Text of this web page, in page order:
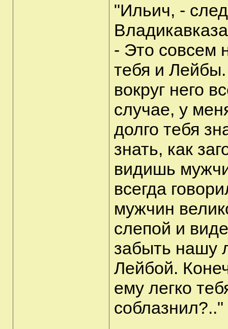
"Ильич, -
- Это совсем
тебя и
вокруг него
случае, у
долго тебя
знать, как
видишь
всегда
мужчин
слепой и
забыть нашу
Лейбой.
ему легко
соблазнил?.."